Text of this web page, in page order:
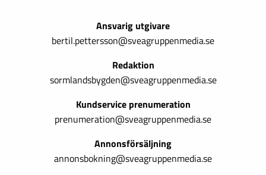
Ansvarig utgivare
bertil.pettersson@sveagruppenmedia.se
Redaktion
sormlandsbygden@sveagruppenmedia.se
Kundservice prenumeration
prenumeration@sveagruppenmedia.se
Annonsförsäljning
annonsbokning@sveagruppenmedia.se